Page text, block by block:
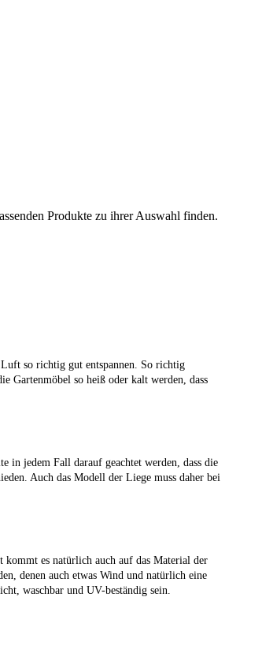
Produkte zu ihrer Auswahl finden.
Luft so richtig gut entspannen. So richtig
Gartenmöbel so heiß oder kalt werden, dass
in jedem Fall darauf geachtet werden, dass die
Auch das Modell der Liege muss daher bei
kommt es natürlich auch auf das Material der
denen auch etwas Wind und natürlich eine
waschbar und UV-beständig sein.